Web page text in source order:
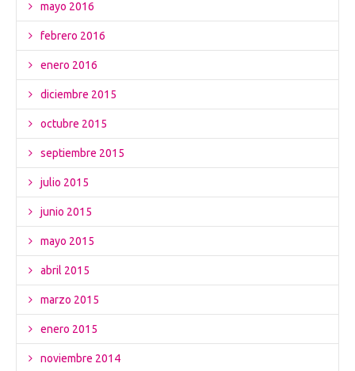
mayo 2016
febrero 2016
enero 2016
diciembre 2015
octubre 2015
septiembre 2015
julio 2015
junio 2015
mayo 2015
abril 2015
marzo 2015
enero 2015
noviembre 2014